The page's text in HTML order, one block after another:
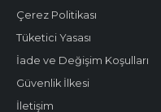
Çerez Politikası
Tüketici Yasası
İade ve Değişim Koşulları
Güvenlik İlkesi
İletişim